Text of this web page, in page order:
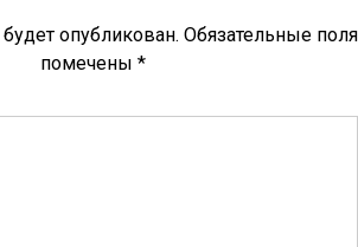
опубликован. Обязательные поля
помечены *